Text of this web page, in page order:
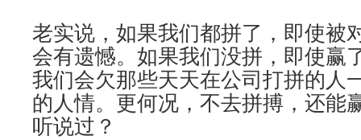
老实说，如果我们都拼了，即使被
会有遗憾。如果我们没拼，即使赢
我们会欠那些天天在公司打拼的人
的人情。更何况，不去拼搏，还能
听说过？